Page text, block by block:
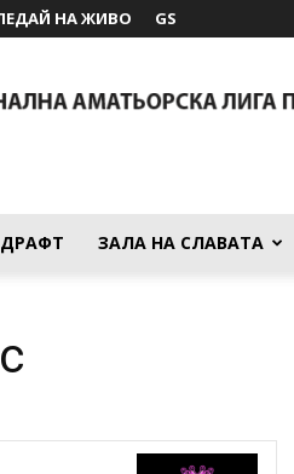
НА ЖИВО GS
ДРАФТ ЗАЛА НА СЛАВАТА